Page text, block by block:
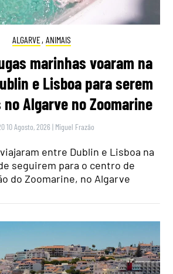
ALGARVE, ANIMAIS
marinhas voaram na
e Lisboa para serem
Algarve no Zoomarine
10 Agosto, 2026 | Miguel Frazão
entre Dublin e Lisboa na
seguirem para o centro de
do Zoomarine, no Algarve